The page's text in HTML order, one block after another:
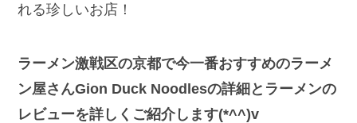
れる珍しいお店！
ラーメン激戦区の京都で今一番おすすめのラーメ
ン屋さんGion Duck Noodlesの詳細とラーメンの
レビューを詳しくご紹介します(*^^)v